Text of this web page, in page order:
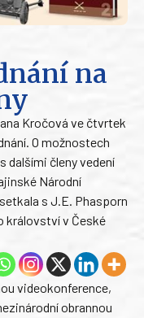
na
Kročová ve čtvrtek
O možnostech
dalšími členy vedení
Národní
s J.E. Phasporn
království v České
videokonference,
obrannou